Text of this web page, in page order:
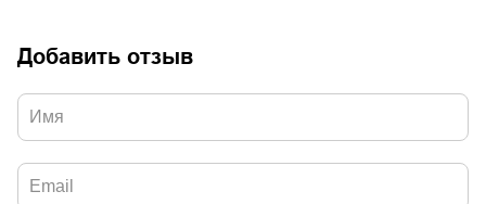
Добавить отзыв